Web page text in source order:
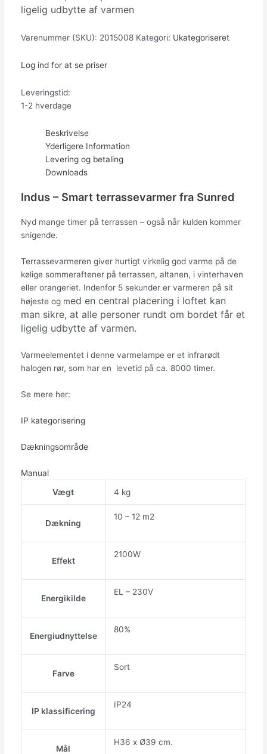
ligelig udbytte af varmen
Varenummer (SKU): 2015008 Kategori: Ukategoriseret
Log ind for at se priser
Leveringstid:
1-2 hverdage
Beskrivelse
Yderligere Information
Levering og betaling
Downloads
Indus – Smart terrassevarmer fra Sunred
Nyd mange timer på terrassen – også når kulden kommer
snigende.
Terrassevarmeren giver hurtigt virkelig god varme på de
kølige sommeraftener på terrassen, altanen, i vinterhaven
eller orangeriet. Indenfor 5 sekunder er varmeren på sit
højeste og med en central placering i loftet kan
man sikre, at alle personer rundt om bordet får et
ligelig udbytte af varmen.
Varmeelementet i denne varmelampe er et infrarødt
halogen rør, som har en levetid på ca. 8000 timer.
Se mere her:
IP kategorisering
Dækningsområde
Manual
Vægt
4 kg
Dækning
10 – 12 m2
Effekt
2100W
Energikilde
EL – 230V
Energiudnyttelse
80%
Farve
Sort
IP klassificering
IP24
Mål
H36 x Ø39 cm.